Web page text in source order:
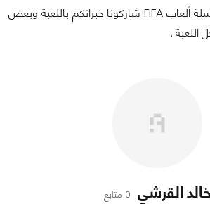
هل أنتم من محبى سلسلة ألعاب FIFA شاركونا خبراتكم باللعبة وبعض
اللعبة .
خالد القرشي 0 متابع